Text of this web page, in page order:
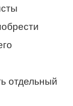
отдельный